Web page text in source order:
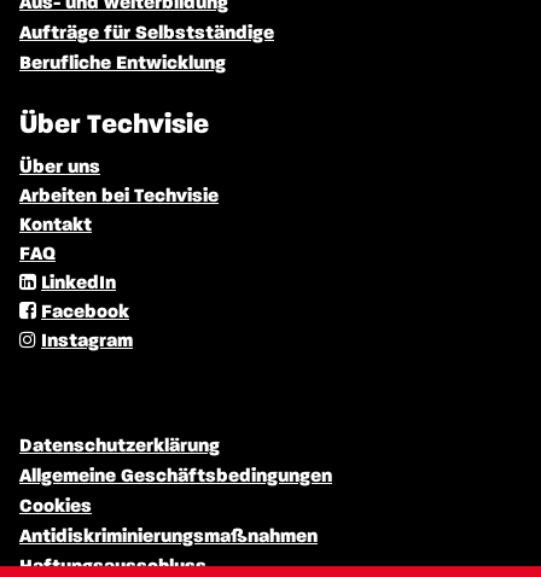
Aufträge für Selbstständige
Berufliche Entwicklung
Über Techvisie
Über uns
Arbeiten bei Techvisie
Kontakt
FAQ
LinkedIn
Facebook
Instagram
Datenschutzerklärung
Allgemeine Geschäftsbedingungen
Cookies
Antidiskriminierungsmaßnahmen
Haftungsausschluss